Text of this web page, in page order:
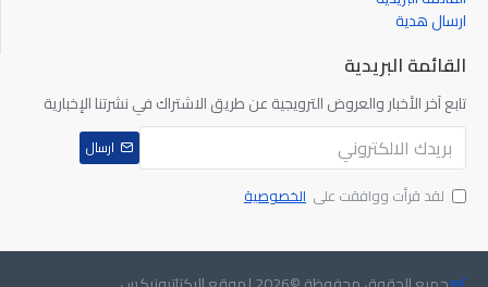
ارسال هدية
القائمة البريدية
تابع آخر الأخبار والعروض الترويجية عن طريق الاشتراك في نشرتنا الإخبارية
ارسال
لقد قرأت ووافقت على الخصوصية